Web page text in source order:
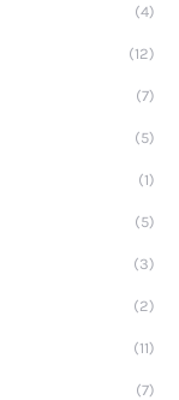
(4)
(12)
(7)
(5)
(1)
(5)
(3)
(2)
(11)
(7)